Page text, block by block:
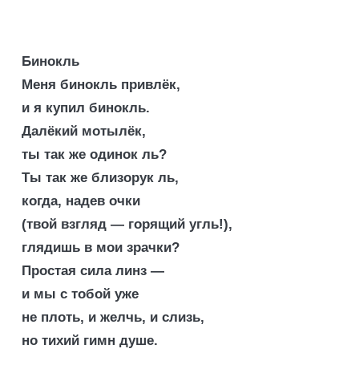
Бинокль
Меня бинокль привлёк,
и я купил бинокль.
Далёкий мотылёк,
ты так же одинок ль?
Ты так же близорук ль,
когда, надев очки
(твой взгляд — горящий угль!),
глядишь в мои зрачки?
Простая сила линз —
и мы с тобой уже
не плоть, и желчь, и слизь,
но тихий гимн душе.